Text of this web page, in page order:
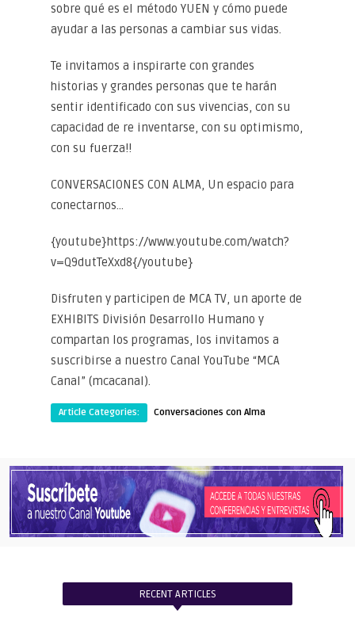
sobre qué es el método YUEN y cómo puede
ayudar a las personas a cambiar sus vidas.
Te invitamos a inspirarte con grandes
historias y grandes personas que te harán
sentir identificado con sus vivencias, con su
capacidad de re inventarse, con su optimismo,
con su fuerza!!
CONVERSACIONES CON ALMA, Un espacio para
conectarnos…
{youtube}https://www.youtube.com/watch?
v=Q9dutTeXxd8{/youtube}
Disfruten y participen de MCA TV, un aporte de
EXHIBITS División Desarrollo Humano y
compartan los programas, los invitamos a
suscribirse a nuestro Canal YouTube “MCA
Canal” (mcacanal).
Article Categories: Conversaciones con Alma
RECENT ARTICLES